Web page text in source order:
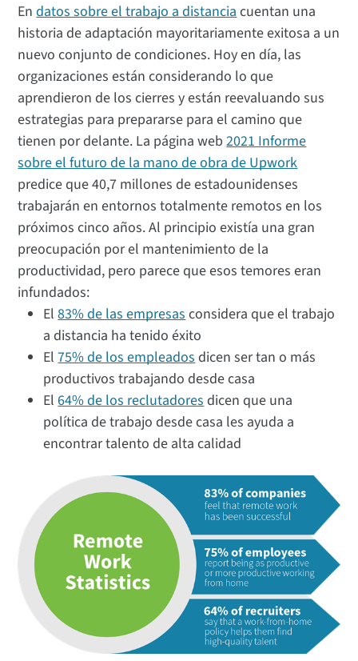
Endatos sobre el trabajo a distancia cuentan una
historia de adaptación mayoritariamente exitosa a un
nuevo conjunto de condiciones. Hoy en día, las
organizaciones están considerando lo que
aprendieron de los cierres y están reevaluando sus
estrategias para prepararse para el camino que
tienen por delante. La página web2021 Informe
sobre el futuro de la mano de obra de Upwork
predice que 40,7 millones de estadounidenses
trabajarán en entornos totalmente remotos en los
próximos cinco años. Al principio existía una gran
preocupación por el mantenimiento de la
productividad, pero parece que esos temores eran
infundados:
El83% de las empresas considera que el trabajo
a distancia ha tenido éxito
El75% de los empleados dicen ser tan o más
productivos trabajando desde casa
El64% de los reclutadores dicen que una
política de trabajo desde casa les ayuda a
encontrar talento de alta calidad